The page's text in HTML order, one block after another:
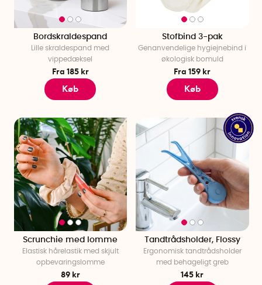
Bordskraldespand
Lille skraldespand med
vippedæksel
Fra 185 kr
Køb
Stofbind 3-pak
Genanvendelige hygiejnebind i
økologisk bomuld
Fra 159 kr
Køb
Scrunchie med lomme
Elastisk hårelastik med skjult
opbevaringslomme
89 kr
Tandtrådsholder, Flossy
Ergonomisk tandtrådsholder
med behageligt greb
145 kr